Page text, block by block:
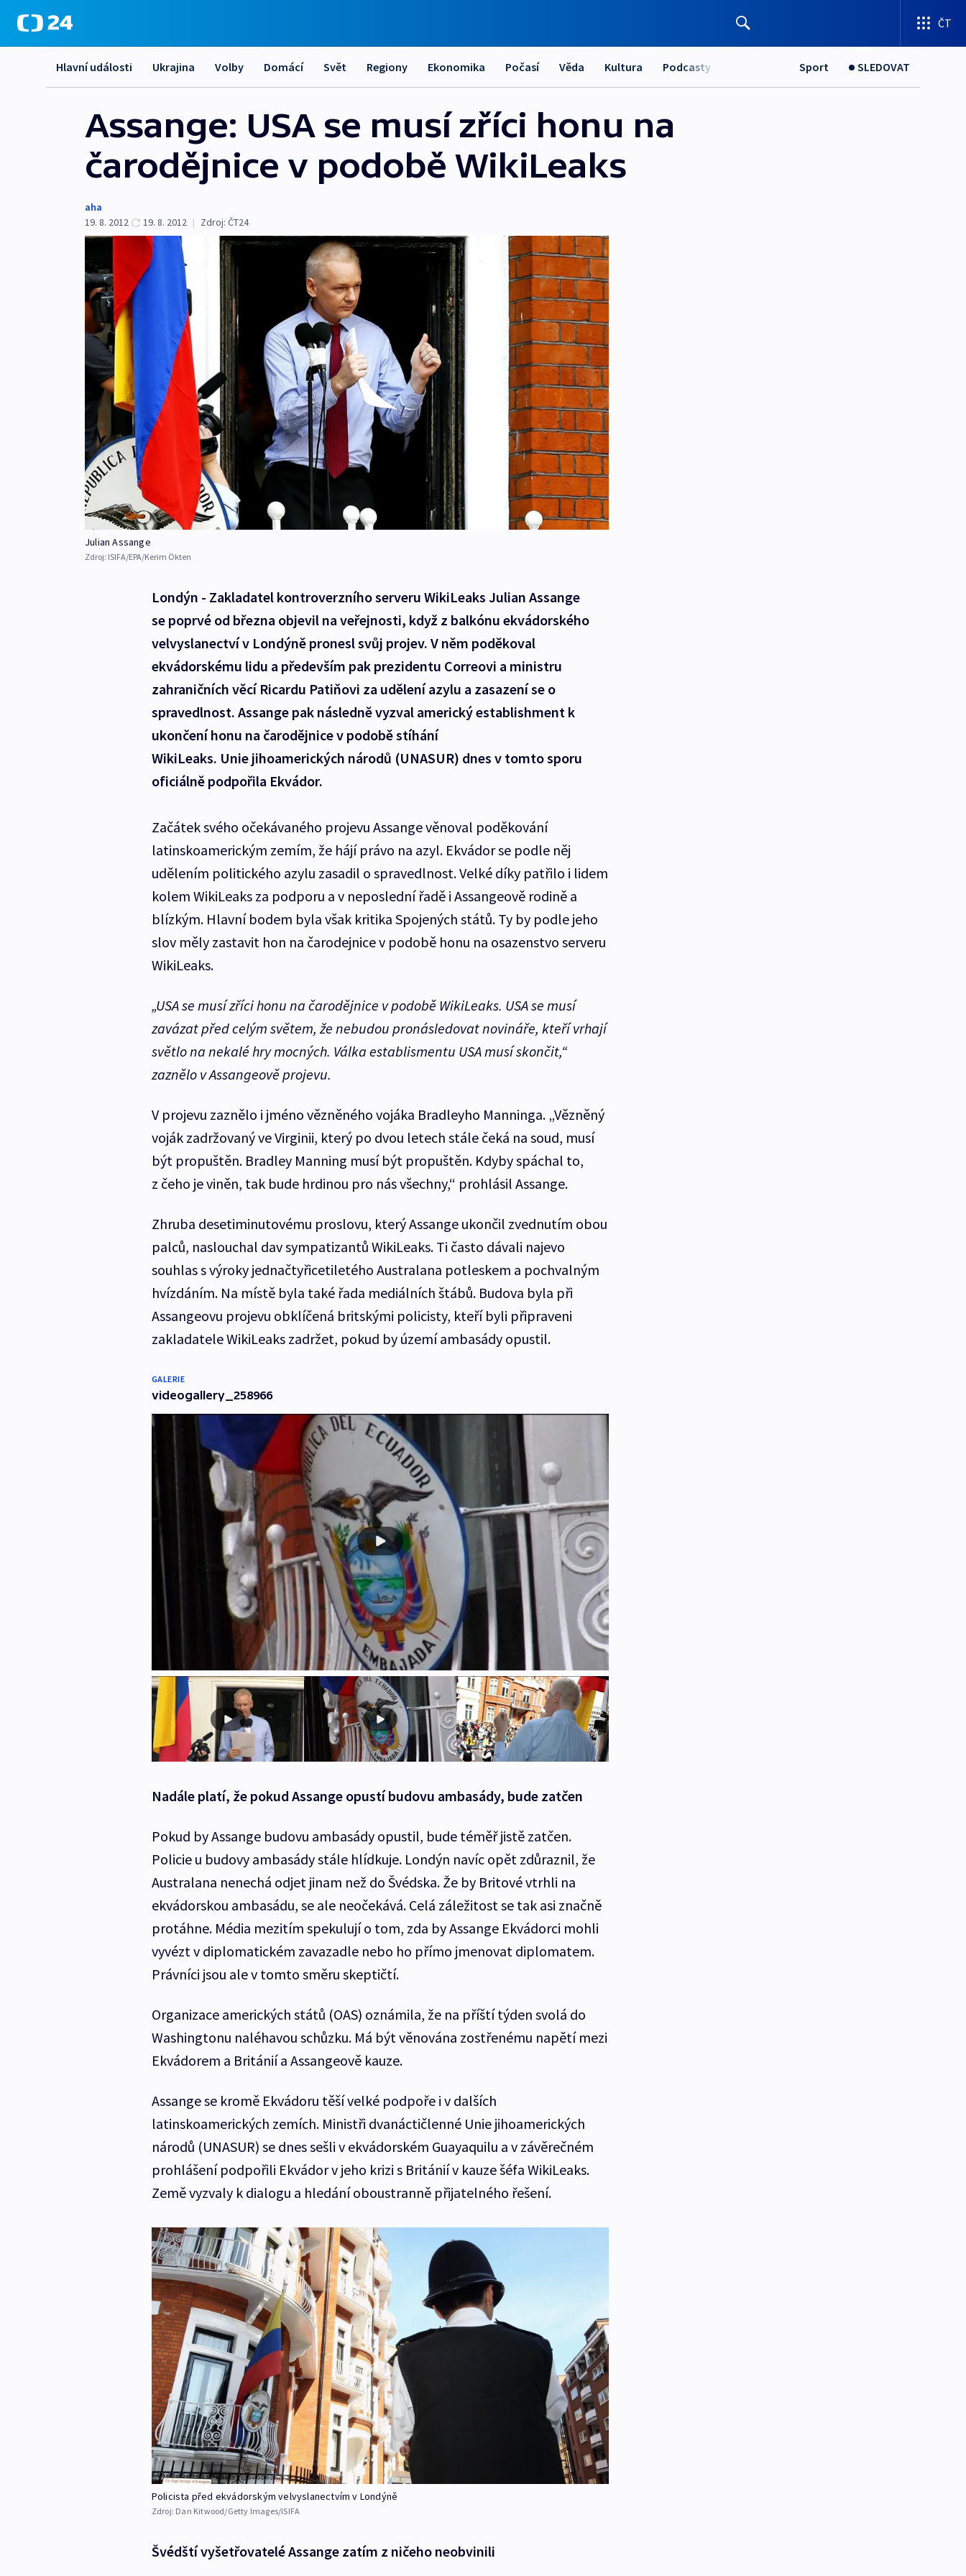
ČT
Hlavní události Ukrajina Volby Domácí Svět Regiony Ekonomika Počasí Věda Kultura Podcasty Sport SLEDOVAT
Assange: USA se musí zříci honu na
čarodějnice v podobě WikiLeaks
aha
19. 8. 2012
19. 8. 2012 | Zdroj: ČT24
Julian Assange
Zdroj: ISIFA/EPA/Kerim Ökten
Londýn - Zakladatel kontroverzního serveru WikiLeaks Julian Assange
se poprvé od března objevil na veřejnosti, když z balkónu ekvádorského
velvyslanectví v Londýně pronesl svůj projev. V něm poděkoval
ekvádorskému lidu a především pak prezidentu Correovi a ministru
zahraničních věcí Ricardu Patiňovi za udělení azylu a zasazení se o
spravedlnost. Assange pak následně vyzval americký establishment k
ukončení honu na čarodějnice v podobě stíhání
WikiLeaks. Unie jihoamerických národů (UNASUR) dnes v tomto sporu
oficiálně podpořila Ekvádor.
Začátek svého očekávaného projevu Assange věnoval poděkování
latinskoamerickým zemím, že hájí právo na azyl. Ekvádor se podle něj
udělením politického azylu zasadil o spravedlnost. Velké díky patřilo i lidem
kolem WikiLeaks za podporu a v neposlední řadě i Assangeově rodině a
blízkým. Hlavní bodem byla však kritika Spojených států. Ty by podle jeho
slov měly zastavit hon na čarodejnice v podobě honu na osazenstvo serveru
WikiLeaks.
„USA se musí zříci honu na čarodějnice v podobě WikiLeaks. USA se musí
zavázat před celým světem, že nebudou pronásledovat novináře, kteří vrhají
světlo na nekalé hry mocných. Válka establismentu USA musí skončit,“
zaznělo v Assangeově projevu.
V projevu zaznělo i jméno vězněného vojáka Bradleyho Manninga. „Vězněný
voják zadržovaný ve Virginii, který po dvou letech stále čeká na soud, musí
být propuštěn. Bradley Manning musí být propuštěn. Kdyby spáchal to,
z čeho je viněn, tak bude hrdinou pro nás všechny,“ prohlásil Assange.
Zhruba desetiminutovému proslovu, který Assange ukončil zvednutím obou
palců, naslouchal dav sympatizantů WikiLeaks. Ti často dávali najevo
souhlas s výroky jednačtyřicetiletého Australana potleskem a pochvalným
hvízdáním. Na místě byla také řada mediálních štábů. Budova byla při
Assangeovu projevu obklíčená britskými policisty, kteří byli připraveni
zakladatele WikiLeaks zadržet, pokud by území ambasády opustil.
GALERIE
videogallery_258966
Nadále platí, že pokud Assange opustí budovu ambasády, bude zatčen
Pokud by Assange budovu ambasády opustil, bude téměř jistě zatčen.
Policie u budovy ambasády stále hlídkuje. Londýn navíc opět zdůraznil, že
Australana nenechá odjet jinam než do Švédska. Že by Britové vtrhli na
ekvádorskou ambasádu, se ale neočekává. Celá záležitost se tak asi značně
protáhne. Média mezitím spekulují o tom, zda by Assange Ekvádorci mohli
vyvézt v diplomatickém zavazadle nebo ho přímo jmenovat diplomatem.
Právníci jsou ale v tomto směru skeptičtí.
Organizace amerických států (OAS) oznámila, že na příští týden svolá do
Washingtonu naléhavou schůzku. Má být věnována zostřenému napětí mezi
Ekvádorem a Británií a Assangeově kauze.
Assange se kromě Ekvádoru těší velké podpoře i v dalších
latinskoamerických zemích. Ministři dvanáctičlenné Unie jihoamerických
národů (UNASUR) se dnes sešli v ekvádorském Guayaquilu a v závěrečném
prohlášení podpořili Ekvádor v jeho krizi s Británií v kauze šéfa WikiLeaks.
Země vyzvaly k dialogu a hledání oboustranně přijatelného řešení.
Policista před ekvádorským velvyslanectvím v Londýně
Zdroj: Dan Kitwood/Getty Images/ISIFA
Švédští vyšetřovatelé Assange zatím z ničeho neobvinili